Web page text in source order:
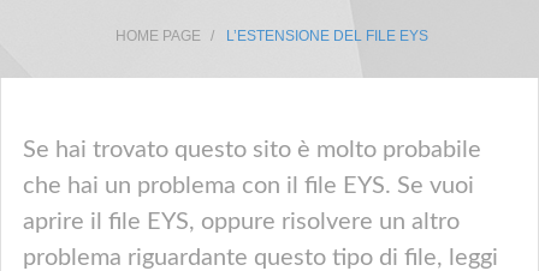
HOME PAGE L’ESTENSIONE DEL FILE EYS
Se hai trovato questo sito è molto probabile
che hai un problema con il file EYS. Se vuoi
aprire il file EYS, oppure risolvere un altro
problema riguardante questo tipo di file, leggi